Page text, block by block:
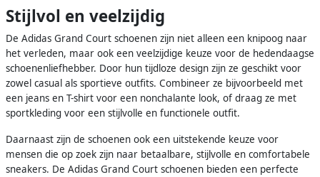
Stijlvol en veelzijdig
De Adidas Grand Court schoenen zijn niet alleen een knipoog naar
het verleden, maar ook een veelzijdige keuze voor de hedendaagse
schoenenliefhebber. Door hun tijdloze design zijn ze geschikt voor
zowel casual als sportieve outfits. Combineer ze bijvoorbeeld met
een jeans en T-shirt voor een nonchalante look, of draag ze met
sportkleding voor een stijlvolle en functionele outfit.
Daarnaast zijn de schoenen ook een uitstekende keuze voor
mensen die op zoek zijn naar betaalbare, stijlvolle en comfortabele
sneakers. De Adidas Grand Court schoenen bieden een perfecte